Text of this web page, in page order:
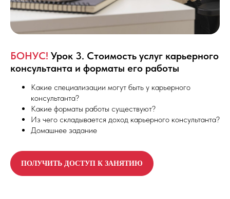
БОНУС! Урок 3. Стоимость услуг карьерного
консультанта и форматы его работы
Какие специализации могут быть у карьерного
консультанта?
Какие форматы работы существуют?
Из чего складывается доход карьерного консультанта?
Домашнее задание
ПОЛУЧИТЬ ДОСТУП К ЗАНЯТИЮ